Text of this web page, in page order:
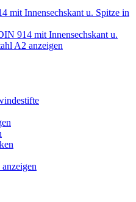
mit Innensechskant u. Spitze in
914 mit Innensechskant u.
A2 anzeigen